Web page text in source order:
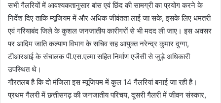
सभी गैलरियों में आवश्यकतानुसार बांस एवं छिंद की सामग्री का प्रयोग करने के
निर्देश दिए ताकि म्यूजियम में और अधिक जीवंतता लाई जा सके, इसके लिए धमतरी
एवं गरियाबंद जिले के कुशल जनजातीय कारीगरों से भी मदद ली जाए। इस अवसर
पर आदिम जाति कल्याण विभाग के सचिव सह आयुक्त नरेन्द्र कुमार दुग्गा,
टीआरआई के संचालक पी.एस.एल्मा सहित निर्माण एजेंसी से जुड़े अधिकारी
उपस्थित थे।
गौरतलब है कि दो मंजिला इस म्यूजियम में कुल 14 गैलरियां बनाई जा रही है।
प्रथम गैलरी में छत्तीसगढ़ की जनजातीय परिचय, दूसरी गैलरी में जीवन संस्कार,